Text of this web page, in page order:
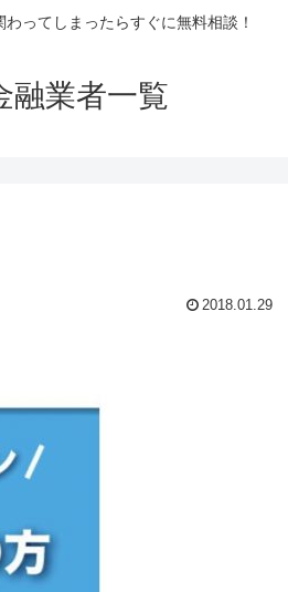
ってしまったらすぐに無料相談！
融業者一覧
2018.01.29